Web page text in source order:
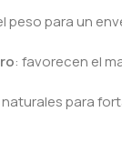
peso para un
: favorecen el
para